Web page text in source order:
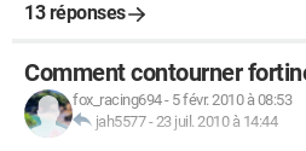
13 réponses
Comment contourner
fox_racing694- 5 févr. 2010 à 08:53
jah5577-23 juil. 2010 à 14:44